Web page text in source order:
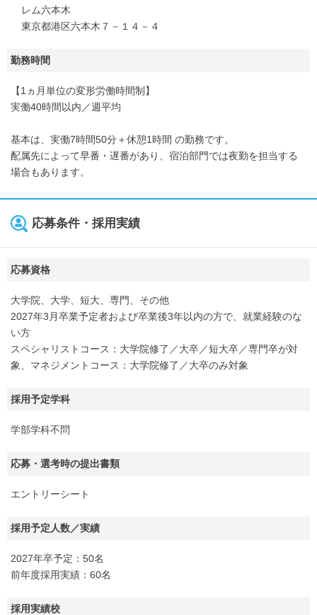
レム六本木
東京都港区六本木７－１４－４
勤務時間
【1ヵ月単位の変形労働時間制】
実働40時間以内／週平均
基本は、実働7時間50分＋休憩1時間 の勤務です。
配属先によって早番・遅番があり、宿泊部門では夜勤を担当する
場合もあります。
応募条件・採用実績
応募資格
大学院、大学、短大、専門、その他
2027年3月卒業予定者および卒業後3年以内の方で、就業経験のな
い方
スペシャリストコース：大学院修了／大卒／短大卒／専門卒が対
象、マネジメントコース：大学院修了／大卒のみ対象
採用予定学科
学部学科不問
応募・選考時の提出書類
エントリーシート
採用予定人数／実績
2027年卒予定：50名
前年度採用実績：60名
採用実績校